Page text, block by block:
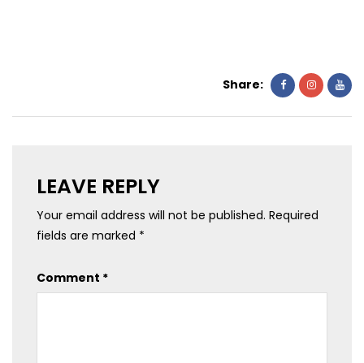
Share:
LEAVE REPLY
Your email address will not be published. Required
fields are marked *
Comment *